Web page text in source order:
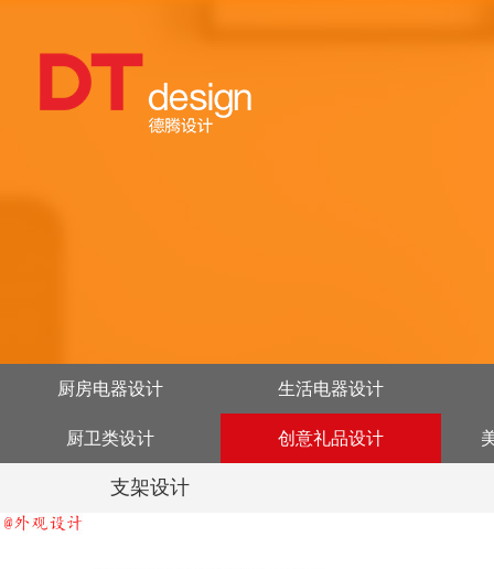
厨房电器设计 生活电器设计
厨卫类设计 创意礼品设计
支架设计